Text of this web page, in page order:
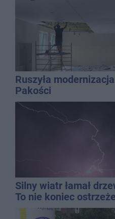
Ruszyła
Pakości
Silny wiatr łamał
To nie koniec